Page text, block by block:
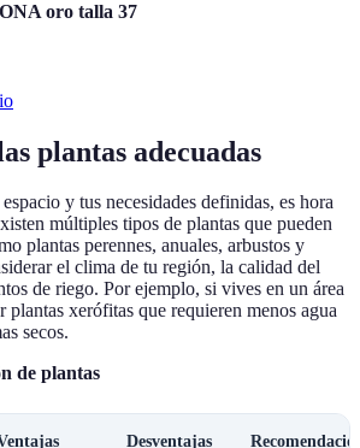
oro talla 37
plantas adecuadas
y tus necesidades definidas, es hora
múltiples tipos de plantas que pueden
plantas perennes, anuales, arbustos y
el clima de tu región, la calidad del
de riego. Por ejemplo, si vives en un área
plantas xerófitas que requieren menos agua
secos.
de plantas
Desventajas